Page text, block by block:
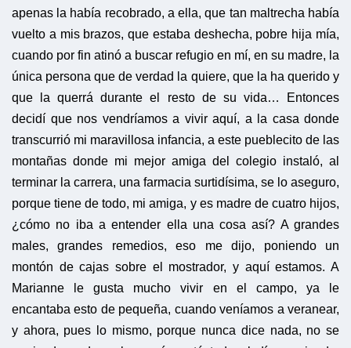
apenas la había recobrado, a ella, que tan maltrecha había
vuelto a mis brazos, que estaba deshecha, pobre hija mía,
cuando por fin atinó a buscar refugio en mí, en su madre, la
única persona que de verdad la quiere, que la ha querido y
que la querrá durante el resto de su vida… Entonces
decidí que nos vendríamos a vivir aquí, a la casa donde
transcurrió mi maravillosa infancia, a este pueblecito de las
montañas donde mi mejor amiga del colegio instaló, al
terminar la carrera, una farmacia surtidísima, se lo aseguro,
porque tiene de todo, mi amiga, y es madre de cuatro hijos,
¿cómo no iba a entender ella una cosa así? A grandes
males, grandes remedios, eso me dijo, poniendo un
montón de cajas sobre el mostrador, y aquí estamos. A
Marianne le gusta mucho vivir en el campo, ya le
encantaba esto de pequeña, cuando veníamos a veranear,
y ahora, pues lo mismo, porque nunca dice nada, no se